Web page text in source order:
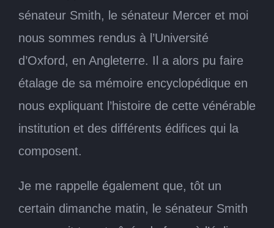
sénateur Smith, le sénateur Mercer et moi
nous sommes rendus à l’Université
d’Oxford, en Angleterre. Il a alors pu faire
étalage de sa mémoire encyclopédique en
nous expliquant l’histoire de cette vénérable
institution et des différents édifices qui la
composent.
Je me rappelle également que, tôt un
certain dimanche matin, le sénateur Smith